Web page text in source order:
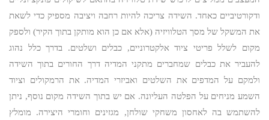
ודקורטיביים כאחד. השידה צריכה להיות רחבה ויציבה מספיק כדי לשאת
את המשקל של מסך הטלוויזיה (אלא אם כן הוא מותקן בתוך הקיר) ולספק
מקום לשלל פריטי ציוד אלקטרוניים, כבלים ושלטים. בדרך כלל נהוג
להעביר את כבלים שמחברים מתקני המדיה דרך החורים בתוך השידה
ולמקם על המדפים את השלטים ואביזרי המדיה. את הרמקולים וציוד
השמע מניחים על הפלטה העליונה. אם יש בתוך השידה מקום נוסף, ניתן
להשתמש בה לאחסון משחקי שולחן, מגזינים וחומרי היצירה. מומלץ